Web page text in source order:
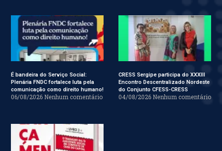
É bandeira do Serviço Social:
Plenária FNDC fortalece luta pela
comunicação como direito humano!
06/08/2026 Nenhum comentário
CRESS Sergipe participa do XXXIII
Encontro Descentralizado Nordeste
do Conjunto CFESS-CRESS
04/08/2026 Nenhum comentário